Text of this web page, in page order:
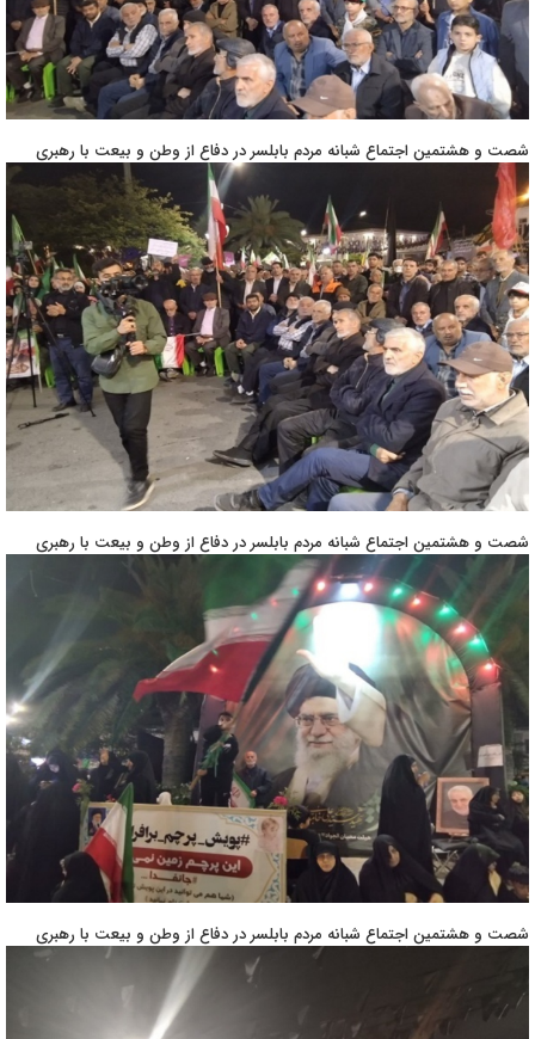
شصت و هشتمین اجتماع شبانه مردم بابلسر در دفاع از وطن و بیعت با رهبری
شصت و هشتمین اجتماع شبانه مردم بابلسر در دفاع از وطن و بیعت با رهبری
شصت و هشتمین اجتماع شبانه مردم بابلسر در دفاع از وطن و بیعت با رهبری